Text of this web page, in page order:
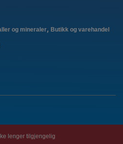
og mineraler, Butikk og varehandel
lenger tilgjengelig